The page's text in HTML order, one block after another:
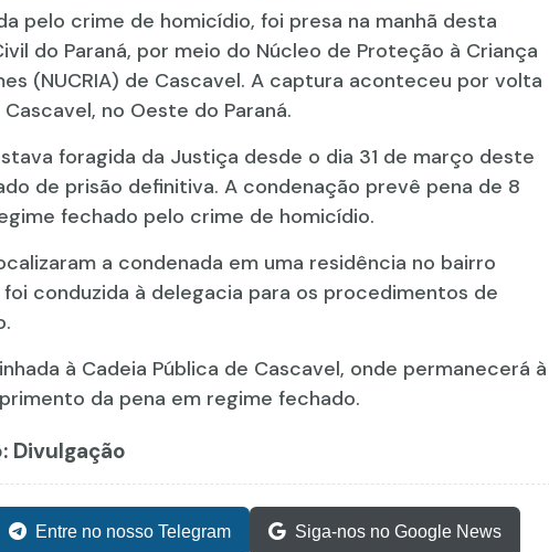
pelo crime de homicídio, foi presa na manhã desta
do Paraná, por meio do Núcleo de Proteção à Criança
(NUCRIA) de Cascavel. A captura aconteceu por volta
no Oeste do Paraná.
foragida da Justiça desde o dia 31 de março deste
de prisão definitiva. A condenação prevê pena de 8
fechado pelo crime de homicídio.
a condenada em uma residência no bairro
conduzida à delegacia para os procedimentos de
à Cadeia Pública de Cascavel, onde permanecerá à
da pena em regime fechado.
Divulgação
Entre no nosso Telegram Siga-nos no Google News